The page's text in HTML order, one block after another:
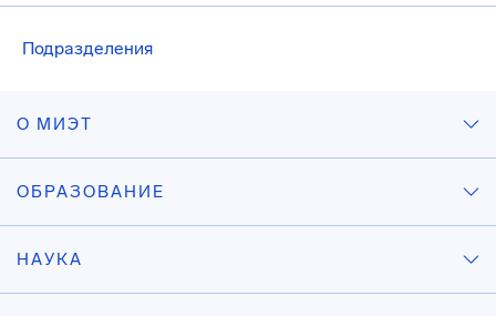
Подразделения
О МИЭТ
ОБРАЗОВАНИЕ
НАУКА